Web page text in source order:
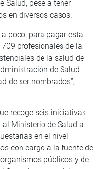
Salud, pese a tener
en diversos casos.
poco, para pagar esta
profesionales de la
de la salud de
de Salud
de ser nombrados”,
recoge seis iniciativas
Ministerio de Salud a
en el nivel
con cargo a la fuente de
públicos y de